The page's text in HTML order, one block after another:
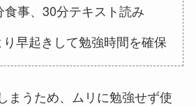
食事、30分テキスト読み
早起きして勉強時間を確保
まうため、ムリに勉強せず使